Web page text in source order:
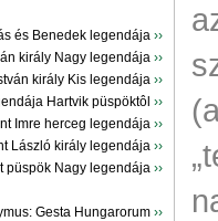
és Benedek legendája ››
király Nagy legendája ››
király Kis legendája ››
Hartvik püspöktôl ››
Imre herceg legendája ››
László király legendája ››
püspök Nagy legendája ››
Gesta Hungarorum ››